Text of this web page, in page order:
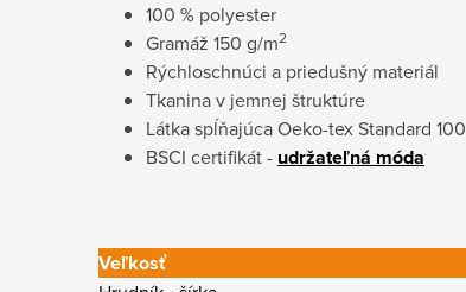
100 % polyester
Gramáž 150 g/m2
Rýchloschnúci a priedušný materiál
Tkanina v jemnej štruktúre
Látka spĺňajúca Oeko-tex Standard 100
BSCI certifikát - udržateľná móda
Veľkosť